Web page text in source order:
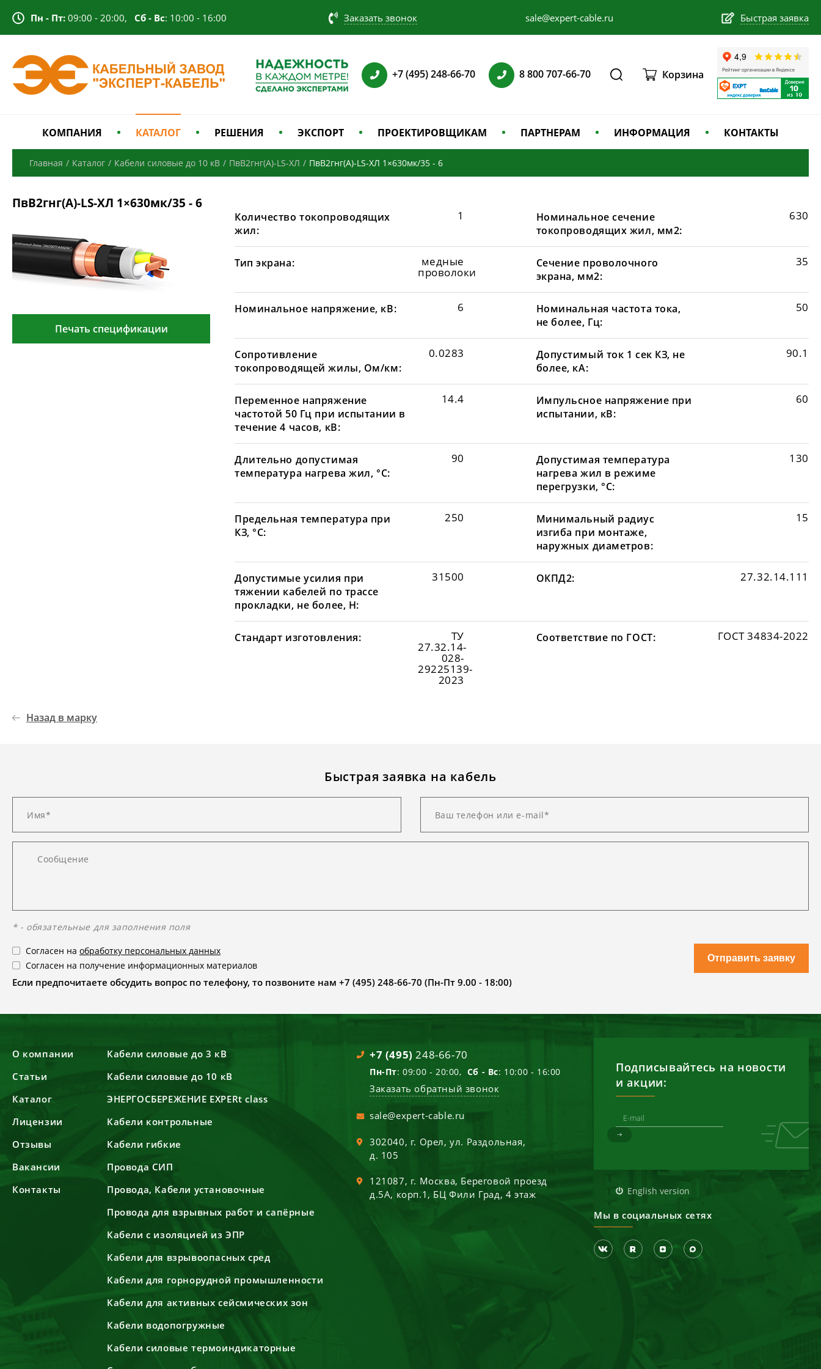
Пн - Пт: 09:00 - 20:00, Сб - Вс: 10:00 - 16:00 Заказать звонок sale@expert-cable.ru Быстрая заявка
+7 (495) 248-66-70 8 800 707-66-70 Корзина
КОМПАНИЯ КАТАЛОГ РЕШЕНИЯ ЭКСПОРТ ПРОЕКТИРОВЩИКАМ ПАРТНЕРАМ ИНФОРМАЦИЯ КОНТАКТЫ
Главная / Каталог / Кабели силовые до 10 кВ / ПвВ2гнг(А)-LS-ХЛ / ПвВ2гнг(А)-LS-ХЛ 1×630мк/35 - 6
ПвВ2гнг(А)-LS-ХЛ 1×630мк/35 - 6
Печать спецификации
Количество токопроводящих
жил:
1
Номинальное сечение
токопроводящих жил, мм2:
630
Тип экрана: медные
проволоки
Сечение проволочного
экрана, мм2:
35
Номинальное напряжение, кВ: 6
Номинальная частота тока,
не более, Гц:
50
Сопротивление
токопроводящей жилы, Ом/км:
0.0283
Допустимый ток 1 сек КЗ, не
более, кА:
90.1
Переменное напряжение
частотой 50 Гц при испытании в
течение 4 часов, кВ:
14.4
Импульсное напряжение при
испытании, кВ:
60
Длительно допустимая
температура нагрева жил, °С:
90
Допустимая температура
нагрева жил в режиме
перегрузки, °С:
130
Предельная температура при
КЗ, °С:
250
Минимальный радиус
изгиба при монтаже,
наружных диаметров:
15
Допустимые усилия при
тяжении кабелей по трассе
прокладки, не более, Н:
31500 ОКПД2: 27.32.14.111
Стандарт изготовления: ТУ
27.32.14-
028-
29225139-
2023
Соответствие по ГОСТ: ГОСТ 34834-2022
Назад в марку
Быстрая заявка на кабель
* - обязательные для заполнения поля
Согласен на обработку персональных данных
Согласен на получение информационных материалов
Если предпочитаете обсудить вопрос по телефону, то позвоните нам +7 (495) 248-66-70 (Пн-Пт 9.00 - 18:00)
Отправить заявку
О компании
Статьи
Каталог
Лицензии
Отзывы
Вакансии
Контакты
Кабели силовые до 3 кВ
Кабели силовые до 10 кВ
ЭНЕРГОСБЕРЕЖЕНИЕ EXPERt class
Кабели контрольные
Кабели гибкие
Провода СИП
Провода, Кабели установочные
Провода для взрывных работ и сапёрные
Кабели с изоляцией из ЭПР
Кабели для взрывоопасных сред
Кабели для горнорудной промышленности
Кабели для активных сейсмических зон
Кабели водопогружные
Кабели силовые термоиндикаторные
+7 (495) 248-66-70
Пн-Пт: 09:00 - 20:00, Сб - Вс: 10:00 - 16:00
Заказать обратный звонок
sale@expert-cable.ru
302040, г. Орел,ул. Раздольная,
д. 105
121087, г. Москва, Береговой проезд
д.5А, корп.1, БЦ Фили Град, 4 этаж
Подписывайтесь на новости
и акции:
English version
Мы в социальных сетях